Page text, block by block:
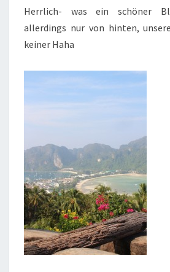
Herrlich- was ein schöner
allerdings nur von hinten,
keiner Haha